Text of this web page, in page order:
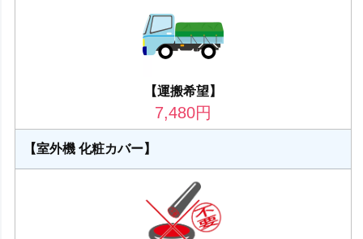
【運搬希望】
7,480円
【室外機 化粧カバー】